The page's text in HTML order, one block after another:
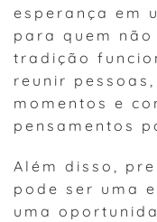
esperança em
para quem
tradição
reunir
momentos e
pensamentos
Além disso,
pode ser uma
uma